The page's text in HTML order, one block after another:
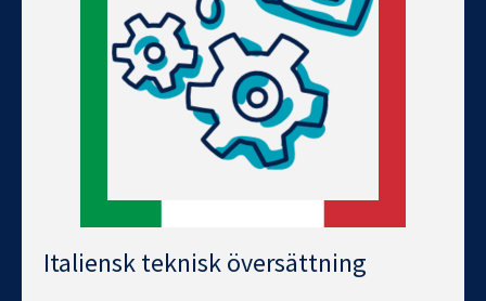
Italiensk teknisk översättning